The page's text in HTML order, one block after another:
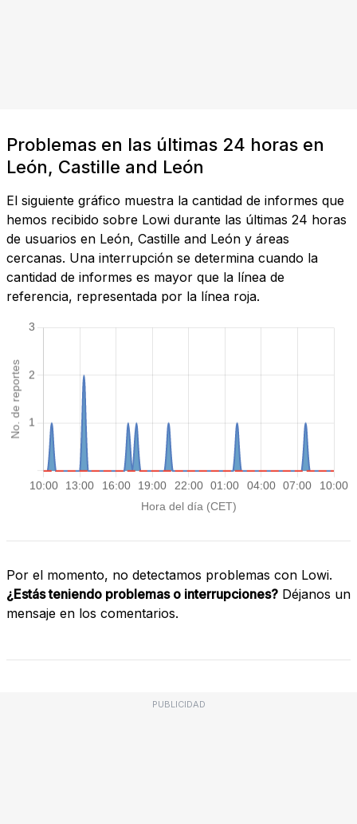
Problemas en las últimas 24 horas en
León, Castille and León
El siguiente gráfico muestra la cantidad de informes que
hemos recibido sobre Lowi durante las últimas 24 horas
de usuarios en León, Castille and León y áreas
cercanas. Una interrupción se determina cuando la
cantidad de informes es mayor que la línea de
referencia, representada por la línea roja.
Por el momento, no detectamos problemas con Lowi.
¿Estás teniendo problemas o interrupciones? Déjanos un
mensaje en los comentarios.
PUBLICIDAD